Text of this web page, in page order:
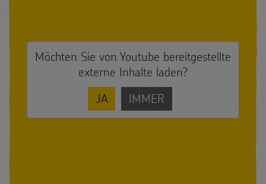
Möchten Sie von Youtube bereitgestellte
externe Inhalte laden?
JA
IMMER